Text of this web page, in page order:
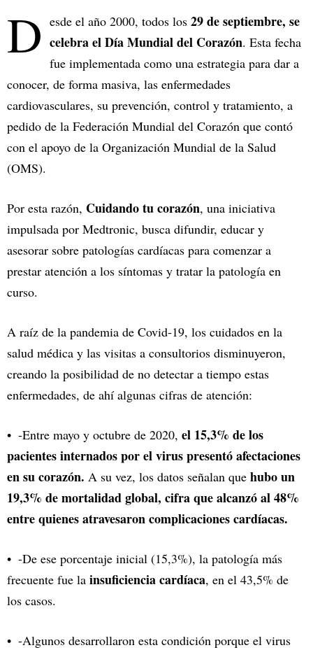
D esde el año 2000, todos los 29 de septiembre, se
celebra el Día Mundial del Corazón. Esta fecha
fue implementada como una estrategia para dar a
conocer, de forma masiva, las enfermedades
cardiovasculares, su prevención, control y tratamiento, a
pedido de la Federación Mundial del Corazón que contó
con el apoyo de la Organización Mundial de la Salud
(OMS).
Por esta razón, Cuidando tu corazón, una iniciativa
impulsada por Medtronic, busca difundir, educar y
asesorar sobre patologías cardíacas para comenzar a
prestar atención a los síntomas y tratar la patología en
curso.
A raíz de la pandemia de Covid-19, los cuidados en la
salud médica y las visitas a consultorios disminuyeron,
creando la posibilidad de no detectar a tiempo estas
enfermedades, de ahí algunas cifras de atención:
-Entre mayo y octubre de 2020, el 15,3% de los
pacientes internados por el virus presentó afectaciones
en su corazón. A su vez, los datos señalan que hubo un
19,3% de mortalidad global, cifra que alcanzó al 48%
entre quienes atravesaron complicaciones cardíacas.
-De ese porcentaje inicial (15,3%), la patología más
frecuente fue la insuficiencia cardíaca, en el 43,5% de
los casos.
-Algunos desarrollaron esta condición porque el virus